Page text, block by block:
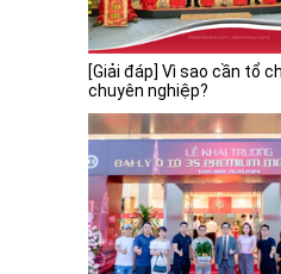
[Giải đáp] Vì sao cần tổ
chuyên nghiệp?